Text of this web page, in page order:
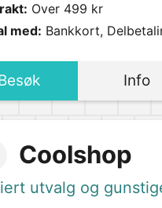
Over 499 kr
med: Bankkort,
Info
Coolshop
utvalg og